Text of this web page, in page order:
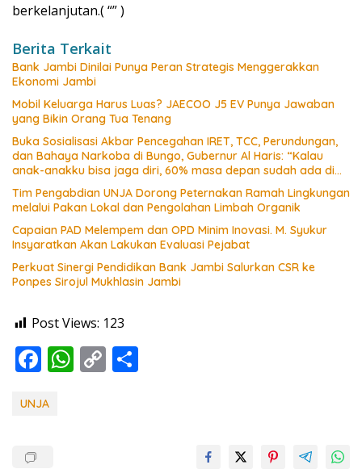
berkelanjutan.( “” )
Berita Terkait
Bank Jambi Dinilai Punya Peran Strategis Menggerakkan
Ekonomi Jambi
Mobil Keluarga Harus Luas? JAECOO J5 EV Punya Jawaban
yang Bikin Orang Tua Tenang
Buka Sosialisasi Akbar Pencegahan IRET, TCC, Perundungan,
dan Bahaya Narkoba di Bungo, Gubernur Al Haris: “Kalau
anak-anakku bisa jaga diri, 60% masa depan sudah ada di
Tim Pengabdian UNJA Dorong Peternakan Ramah Lingkungan
melalui Pakan Lokal dan Pengolahan Limbah Organik
Capaian PAD Melempem dan OPD Minim Inovasi. M. Syukur
Insyaratkan Akan Lakukan Evaluasi Pejabat
Perkuat Sinergi Pendidikan Bank Jambi Salurkan CSR ke
Ponpes Sirojul Mukhlasin Jambi
Post Views: 123
F
e
W C
UNJA